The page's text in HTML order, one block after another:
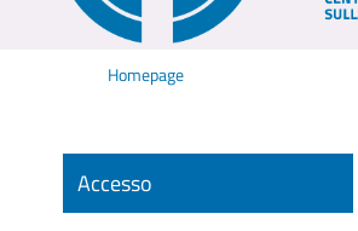
Homepage
Accesso